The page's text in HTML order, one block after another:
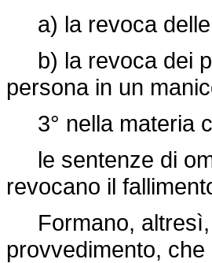
a) la revoca delle
b) la revoca dei
persona in un
3° nella materia
le sentenze di
revocano il
Formano, altresì,
provvedimento,